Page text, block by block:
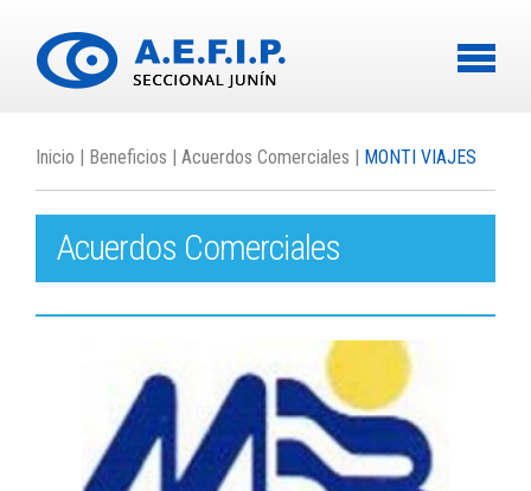
Inicio Beneficios Acuerdos Comerciales MONTI VIAJES
Acuerdos Comerciales